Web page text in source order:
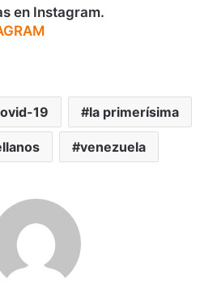
en Instagram.
19 la primerísima
venezuela